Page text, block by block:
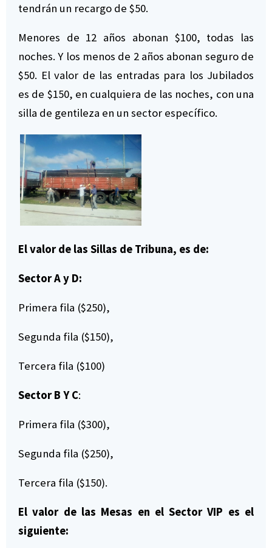
tendrán un recargo de $50.
Menores de 12 años abonan $100, todas las
noches. Y los menos de 2 años abonan seguro de
$50. El valor de las entradas para los Jubilados
es de $150, en cualquiera de las noches, con una
silla de gentileza en un sector específico.
El valor de las Sillas de Tribuna, es de:
Sector A y D:
Primera fila ($250),
Segunda fila ($150),
Tercera fila ($100)
Sector B Y C:
Primera fila ($300),
Segunda fila ($250),
Tercera fila ($150).
El valor de las Mesas en el Sector VIP es el
siguiente: